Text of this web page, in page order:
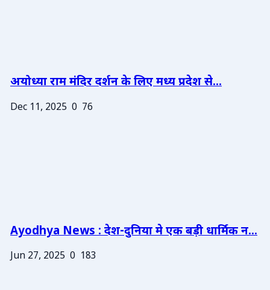
अयोध्या राम मंदिर दर्शन के लिए मध्य प्रदेश से...
Dec 11, 2025 0 76
Ayodhya News : देश-दुनिया मे एक बड़ी धार्मिक न...
Jun 27, 2025 0 183